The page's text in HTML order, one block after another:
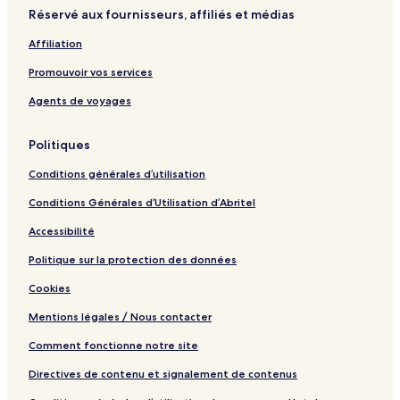
Réservé aux fournisseurs, affiliés et médias
Affiliation
Promouvoir vos services
Agents de voyages
Politiques
Conditions générales d’utilisation
Conditions Générales d’Utilisation d’Abritel
Accessibilité
Politique sur la protection des données
Cookies
Mentions légales / Nous contacter
Comment fonctionne notre site
Directives de contenu et signalement de contenus